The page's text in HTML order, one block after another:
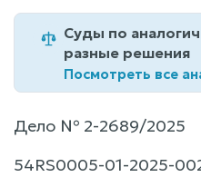
Суды по
разные решения
Посмотреть все
Дело № 2-2689/2025
54RS0005-01-2025-